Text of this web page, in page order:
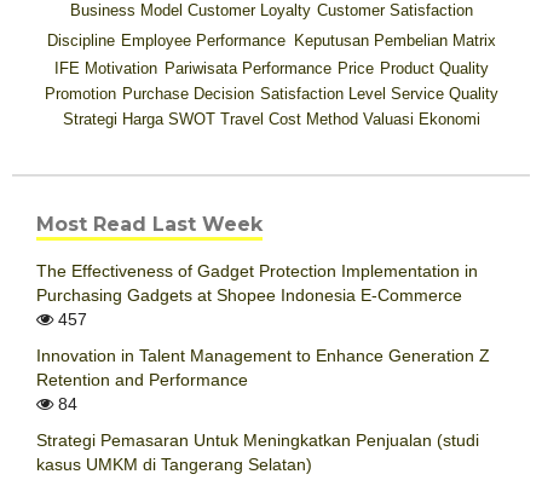
Business Model Customer Loyalty Customer Satisfaction
Discipline Employee Performance Keputusan Pembelian Matrix
IFE Motivation Pariwisata Performance Price Product Quality
Promotion Purchase Decision Satisfaction Level Service Quality
Strategi Harga SWOT Travel Cost Method Valuasi Ekonomi
Most Read Last Week
The Effectiveness of Gadget Protection Implementation in
Purchasing Gadgets at Shopee Indonesia E-Commerce
457
Innovation in Talent Management to Enhance Generation Z
Retention and Performance
84
Strategi Pemasaran Untuk Meningkatkan Penjualan (studi
kasus UMKM di Tangerang Selatan)